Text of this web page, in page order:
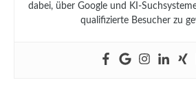
dabei, über Google und KI-
qualifizierte Besucher zu